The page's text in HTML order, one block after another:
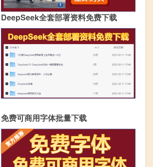
DeepSeek全套部署资料免费下载
免费可商用字体批量下载